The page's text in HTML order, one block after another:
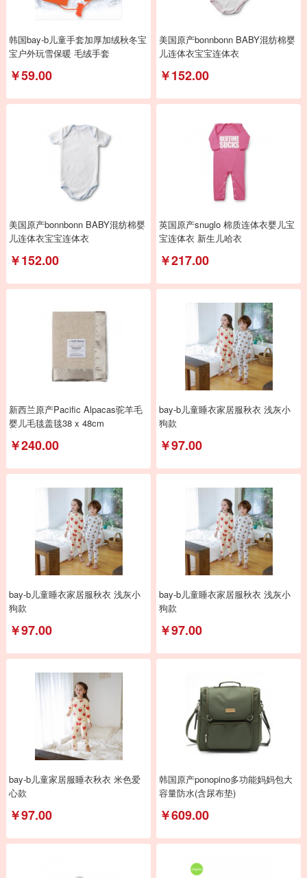
韩国bay-b儿童手套加厚加绒秋冬宝
宝户外玩雪保暖 毛绒手套
￥59.00
美国原产bonnbonn BABY混纺棉婴
儿连体衣宝宝连体衣
￥152.00
美国原产bonnbonn BABY混纺棉婴
儿连体衣宝宝连体衣
￥152.00
英国原产snuglo 棉质连体衣婴儿宝
宝连体衣 新生儿哈衣
￥217.00
新西兰原产Pacific Alpacas驼羊毛
婴儿毛毯盖毯38 x 48cm
￥240.00
bay-b儿童睡衣家居服秋衣 浅灰小
狗款
￥97.00
bay-b儿童睡衣家居服秋衣 浅灰小
狗款
￥97.00
bay-b儿童睡衣家居服秋衣 浅灰小
狗款
￥97.00
bay-b儿童家居服睡衣秋衣 米色爱
心款
￥97.00
韩国原产ponopino多功能妈妈包大
容量防水(含尿布垫)
￥609.00